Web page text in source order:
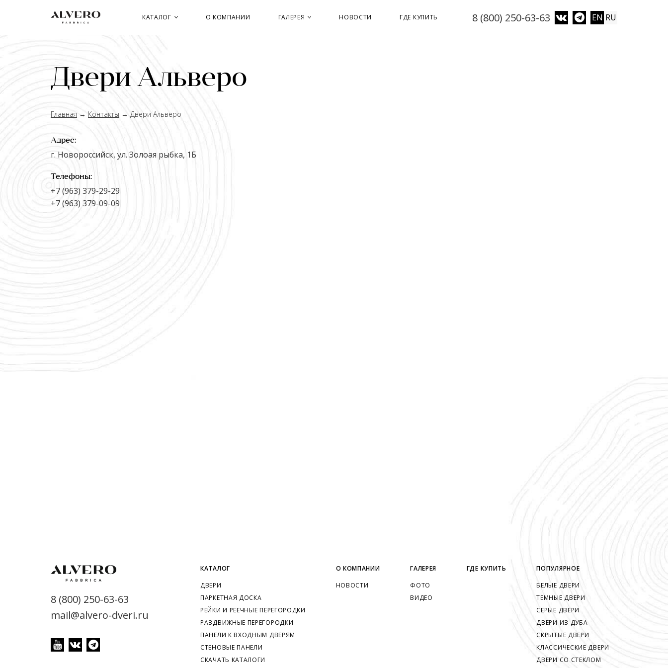
8 (800) 250-63-63 EN RU
КАТАЛОГ О КОМПАНИИ ГАЛЕРЕЯ НОВОСТИ ГДЕ КУПИТЬ
Двери Альверо
Главная → Контакты → Двери Альверо
Адрес:
г. Новороссийск, ул. Золоая рыбка, 1Б
Телефоны:
+7 (963) 379-29-29
+7 (963) 379-09-09
8 (800) 250-63-63
mail@alvero-dveri.ru
КАТАЛОГ
ДВЕРИ
ПАРКЕТНАЯ ДОСКА
РЕЙКИ И РЕЕЧНЫЕ ПЕРЕГОРОДКИ
РАЗДВИЖНЫЕ ПЕРЕГОРОДКИ
ПАНЕЛИ К ВХОДНЫМ ДВЕРЯМ
СТЕНОВЫЕ ПАНЕЛИ
СКАЧАТЬ КАТАЛОГИ
О КОМПАНИИ
НОВОСТИ
ГАЛЕРЕЯ
ФОТО
ВИДЕО
ГДЕ КУПИТЬ
ПОПУЛЯРНОЕ
БЕЛЫЕ ДВЕРИ
ТЕМНЫЕ ДВЕРИ
СЕРЫЕ ДВЕРИ
ДВЕРИ ИЗ ДУБА
СКРЫТЫЕ ДВЕРИ
КЛАССИЧЕСКИЕ ДВЕРИ
ДВЕРИ СО СТЕКЛОМ